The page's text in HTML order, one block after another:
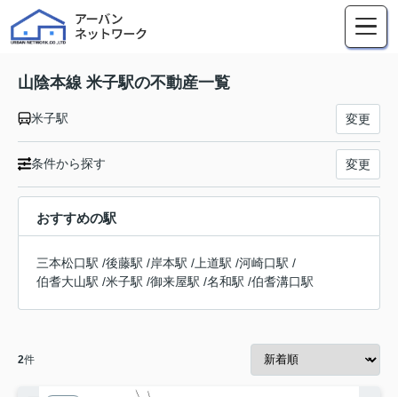
山陰本線 米子駅の不動産一覧
米子駅 変更
条件から探す 変更
おすすめの駅
三本松口駅 /後藤駅 /岸本駅 / 上道駅 /河崎口駅 /
伯耆大山駅 /米子駅 /御来屋駅 /名和駅 /伯耆溝口駅
2件